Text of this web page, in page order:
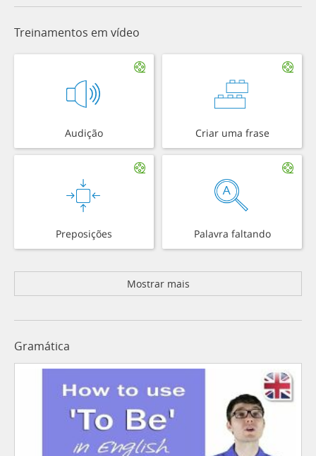
Treinamentos em vídeo
Audição Criar uma frase
Preposições Palavra faltando
Mostrar mais
Gramática